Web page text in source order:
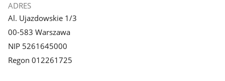
ADRES
Al. Ujazdowskie 1/3
00-583 Warszawa
NIP 5261645000
Regon 012261725